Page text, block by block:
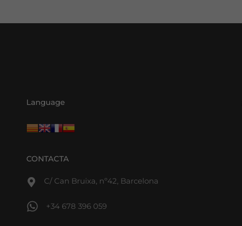
Language
CONTACTA
C/ Can Bruixa, nº42, Barcelona
+34 678 396 059